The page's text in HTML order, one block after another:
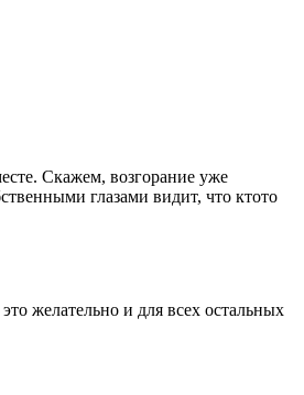
Скажем, возгорание уже
глазами видит, что кто­то
желательно и для всех остальных